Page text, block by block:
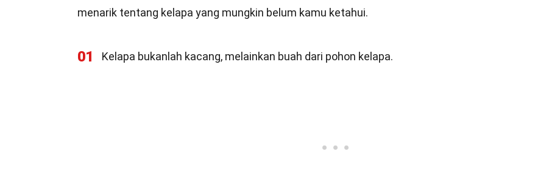
menarik tentang kelapa yang mungkin belum kamu ketahui.
01 Kelapa bukanlah kacang, melainkan buah dari pohon kelapa.